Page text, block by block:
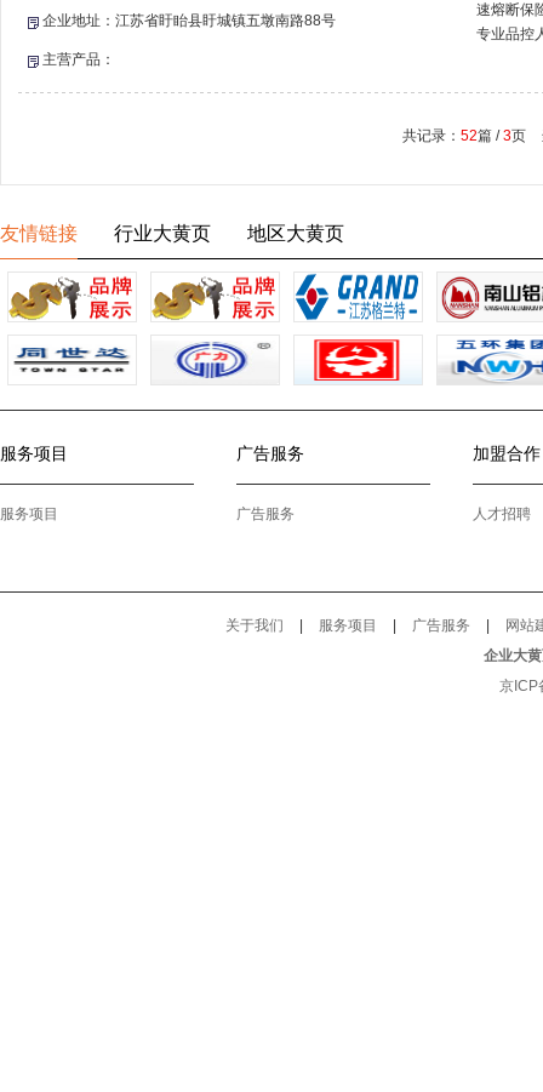
企业地址：江苏省盱眙县盱城镇五墩南路88号
主营产品：
速熔断保
专业品控
共记录： 52篇 /3页
友情链接 行业大黄页 地区大黄页
服务项目
服务项目
广告服务
广告服务
加盟合作
人才招聘
关于我们 服务项目 广告服务
网站
企业大
京ICP